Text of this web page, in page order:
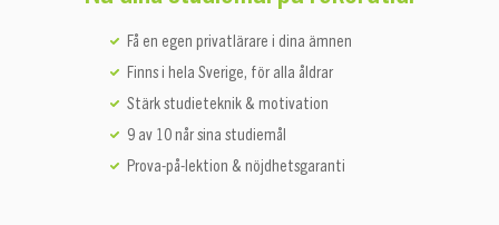
Få en egen privatlärare i dina ämnen
Finns i hela Sverige, för alla åldrar
Stärk studieteknik & motivation
9 av 10 når sina studiemål
Prova-på-lektion & nöjdhetsgaranti